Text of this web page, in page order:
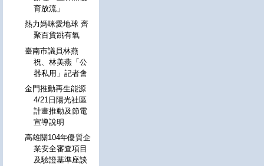
育放流」
熱力媽咪愛地球 齊
聚百貨跳有氧
臺南市議員林燕
祝、林美燕「公
器私用」記者會
金門推動再生能源
4/21日陽光社區
計畫推動及節電
宣導說明
高雄關104年優質企
業安全審查項目
及驗證基準座談